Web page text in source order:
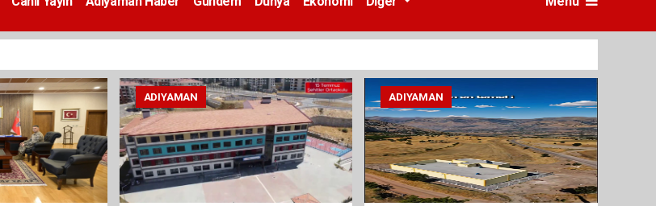
ADIYAMAN ADIYAMAN